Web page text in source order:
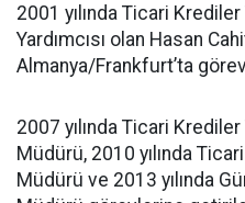
2001 yılında Ticari
Yardımcısı olan Hasan
Almanya/Frankfurt’ta
2007 yılında Ticari
Müdürü, 2010 yılında
Müdürü ve 2013 yılında